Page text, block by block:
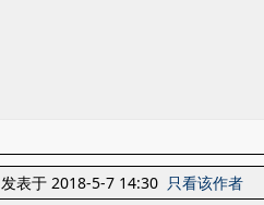
发表于 2018-5-7 14:30 只看该作者